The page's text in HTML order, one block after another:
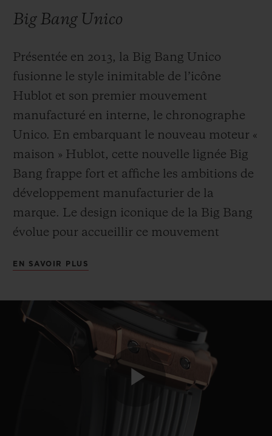
Big Bang Unico
Présentée en 2013, la Big Bang Unico
fusionne le style inimitable de l’icône
Hublot et son premier mouvement
manufacturé en interne, le chronographe
Unico. En embarquant le nouveau moteur «
maison » Hublot, cette nouvelle lignée Big
Bang frappe fort et affiche les ambitions de
développement manufacturier de la
marque. Le design iconique de la Big Bang
évolue pour accueillir ce mouvement
fonctionnalité – autonomie de trois jours et
zéro du chronographe – la Big Bang Unico
signe une nouvelle identité, avec son
mécanisme visible côté cadran. Cette
construction inédite est mise en lumière par
le cadran ouvert aux chiffres ronds et logée
dans un imposant boîtier aux poussoirs
EN SAVOIR PLUS